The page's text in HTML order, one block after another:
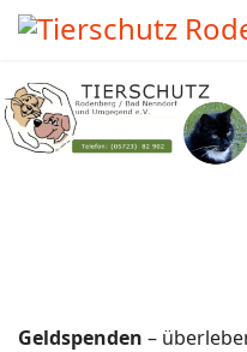
Geldspenden –